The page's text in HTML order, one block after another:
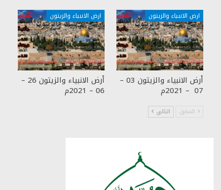
ارض الانبياء والزيتون
أرض الانبياء والزيتون 03 –
07 – 2021م
ارض الانبياء والزيتون
أرض الانبياء والزيتون 26 –
06 – 2021م
السابق التالي